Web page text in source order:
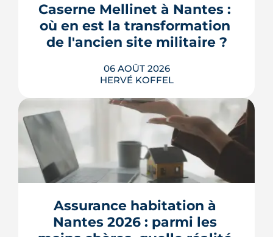
Caserne Mellinet à Nantes :
où en est la transformation
de l'ancien site militaire ?
06 AOÛT 2026
HERVÉ KOFFEL
L'ancienne caserne Mellinet devient un
quartier habité de treize hectares et
demi. Livraisons de logements, friche
où en est le chantier, hameau par
hameau.
LIRE L'ARTICLE
Assurance habitation à
Nantes 2026 : parmi les